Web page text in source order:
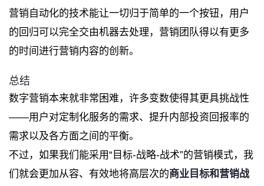
营销自动化的技术能让一切归于简单的一个按钮，用户
的回归可以完全交由机器去处理，营销团队得以有更多
的时间进行营销内容的创新。
总结
数字营销本来就非常困难，许多变数使得其更具挑战性
——用户对定制化服务的需求、提升内部投资回报率的
需求以及各方面之间的平衡。
不过，如果我们能采用“目标-战略-战术”的营销模式，我
们就会更加从容、有效地将高层次的商业目标和营销战